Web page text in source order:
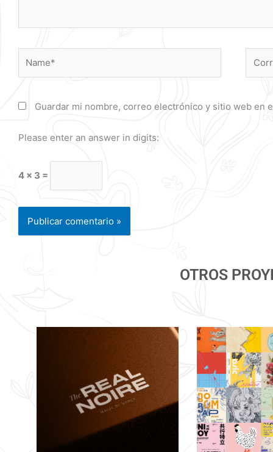
Guardar mi nombre, correo electrónico y sitio web en
Please enter an answer in digits:
4 × 3 =
OTROS